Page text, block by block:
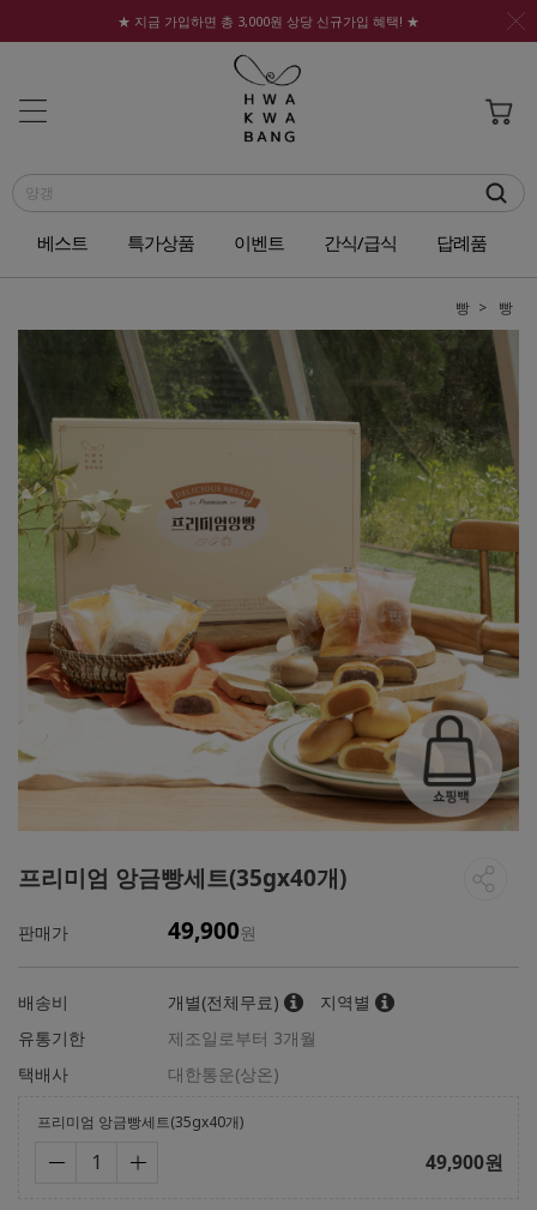
★ 지금 가입하면 총 3,000원 상당 신규가입 혜택! ★
베스트 특가상품 이벤트 간식/급식 답례품
빵 빵
프리미엄 앙금빵세트(35gx40개)
판매가 49,900원
배송비 개별(전체무료)
지역별
유통기한
제조일로부터 3개월
택배사
대한통운(상온)
프리미엄 앙금빵세트(35gx40개)
49,900원